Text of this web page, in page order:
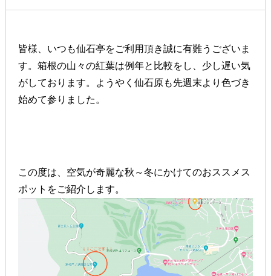
皆様、いつも仙石亭をご利用頂き誠に有難うございま
す。箱根の山々の紅葉は例年と比較をし、少し遅い気
がしております。ようやく仙石原も先週末より色づき
始めて参りました。
この度は、空気が奇麗な秋～冬にかけてのおススメス
ポットをご紹介します。